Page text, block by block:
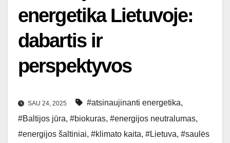
energetika Lietuvoje:
dabartis ir
perspektyvos
SAU 24, 2025 #atsinaujinanti energetika,
#Baltijos jūra, #biokuras, #energijos neutralumas,
#energijos šaltiniai, #klimato kaita, #Lietuva, #saulės